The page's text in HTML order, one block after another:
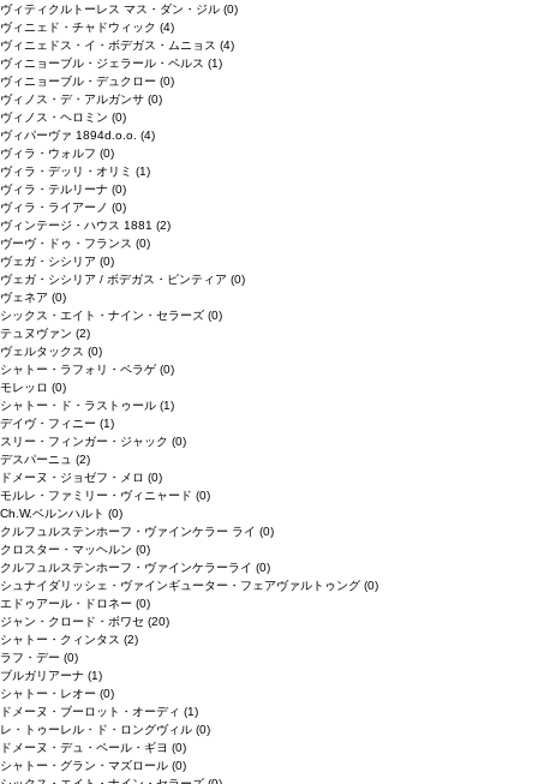
ヴィティクルトーレス マス・ダン・ジル (0)
ヴィニェド・チャドウィック (4)
ヴィニェドス・イ・ボデガス・ムニョス (4)
ヴィニョーブル・ジェラール・ペルス (1)
ヴィニョーブル・デュクロー (0)
ヴィノス・デ・アルガンサ (0)
ヴィノス・ヘロミン (0)
ヴィパーヴァ 1894d.o.o. (4)
ヴィラ・ウォルフ (0)
ヴィラ・デッリ・オリミ (1)
ヴィラ・テルリーナ (0)
ヴィラ・ライアーノ (0)
ヴィンテージ・ハウス 1881 (2)
ヴーヴ・ドゥ・フランス (0)
ヴェガ・シシリア (0)
ヴェガ・シシリア / ボデガス・ピンティア (0)
ヴェネア (0)
シックス・エイト・ナイン・セラーズ (0)
テュヌヴァン (2)
ヴェルタックス (0)
シャトー・ラフォリ・ペラゲ (0)
モレッロ (0)
シャトー・ド・ラストゥール (1)
デイヴ・フィニー (1)
スリー・フィンガー・ジャック (0)
デスパーニュ (2)
ドメーヌ・ジョゼフ・メロ (0)
モルレ・ファミリー・ヴィニャード (0)
Ch.W.ベルンハルト (0)
クルフュルステンホーフ・ヴァインケラー ライ (0)
クロスター・マッヘルン (0)
クルフュルステンホーフ・ヴァインケラーライ (0)
シュナイダリッシェ・ヴァインギューター・フェアヴァルトゥング (0)
エドゥアール・ドロネー (0)
ジャン・クロード・ボワセ (20)
シャトー・クィンタス (2)
ラフ・デー (0)
ブルガリアーナ (1)
シャトー・レオー (0)
ドメーヌ・ブーロット・オーディ (1)
レ・トゥーレル・ド・ロングヴィル (0)
ドメーヌ・デュ・ペール・ギヨ (0)
シャトー・グラン・マズロール (0)